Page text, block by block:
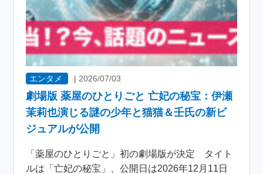
エンタメ | 2026/07/03
劇場版 薬屋のひとりごと 亡妃の秘宝：伊瀬
茉莉也演じる謎の少年と猫猫＆壬氏の新ビ
ジュアルが公開
「薬屋のひとりごと」初の劇場版が決定 タイト
ルは「亡妃の秘宝」、公開日は2026年12月11日